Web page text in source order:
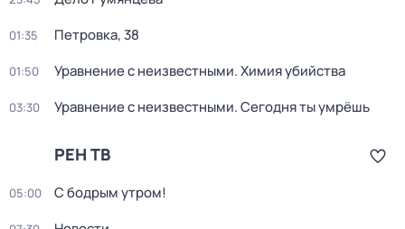
01:35 Петровка, 38
01:50 Уравнение с неизвестными. Химия убийства
03:30 Уравнение с неизвестными. Сегодня ты умрёшь
РЕН ТВ
05:00 С бодрым утром!